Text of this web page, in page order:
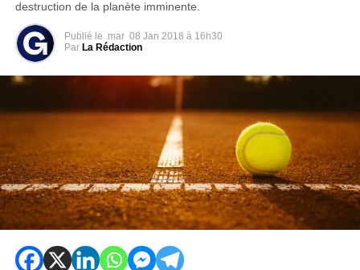
destruction de la planète imminente.
Publié le mar 08 Jan 2018 à 16h30
Par La Rédaction